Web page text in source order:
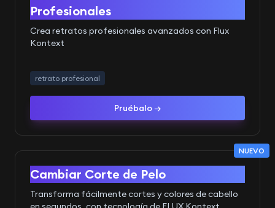
Profesionales
Crea retratos profesionales avanzados con Flux
Kontext
retrato profesional
Pruébalo →
NUEVO
Antes Después
Cambiar Corte de Pelo
Transforma fácilmente cortes y colores de cabello